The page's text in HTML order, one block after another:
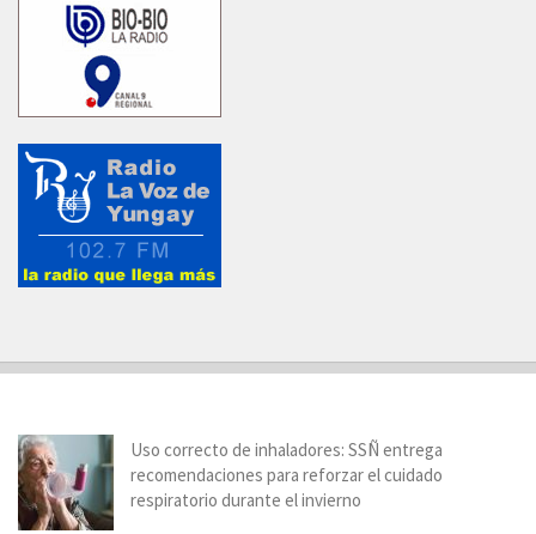
Uso correcto de inhaladores: SSÑ entrega
recomendaciones para reforzar el cuidado
respiratorio durante el invierno